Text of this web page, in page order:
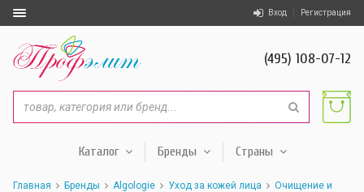
Вход Регистрация
(495) 108-07-12
Каталог Бренды Страны
Главная Бренды Algologie Уход за кожей лица
Очищение и